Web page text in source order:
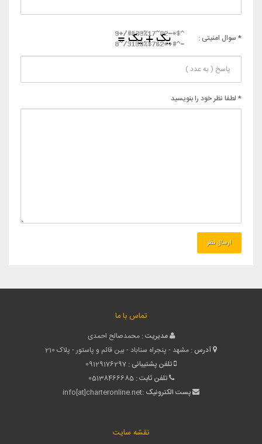
* سوال امنیتی :
* لطفا نظر خود را بنویسید
تماس با ما
مدیریت : محمدصالح احمدی
آدرس : مشهد - پنجراه سناباد - بین قائم و پاستور - پلاک 210
تلفن پشتیبانی : 09129176297
تلفن ثابت : 05138466685
پست الکترونیک :info[at]charteronline.net
نقشه سایت